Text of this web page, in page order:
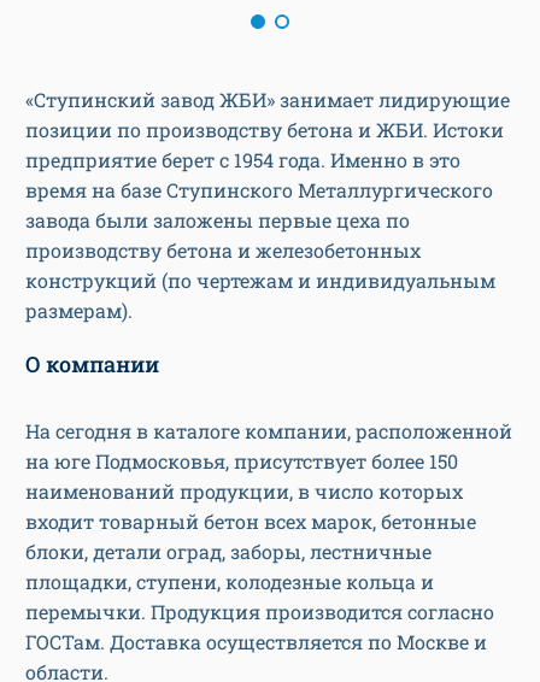
«Ступинский завод ЖБИ» занимает лидирующие
позиции по производству бетона и ЖБИ. Истоки
предприятие берет с 1954 года. Именно в это
время на базе Ступинского Металлургического
завода были заложены первые цеха по
производству бетона и железобетонных
конструкций (по чертежам и индивидуальным
размерам).
О компании
На сегодня в каталоге компании, расположенной
на юге Подмосковья, присутствует более 150
наименований продукции, в число которых
входит товарный бетон всех марок, бетонные
блоки, детали оград, заборы, лестничные
площадки, ступени, колодезные кольца и
перемычки. Продукция производится согласно
ГОСТам. Доставка осуществляется по Москве и
области.